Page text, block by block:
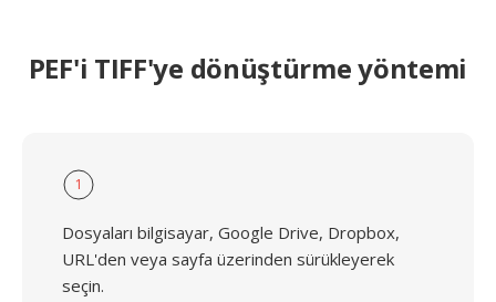
PEF'i TIFF'ye dönüştürme yöntemi
1
Dosyaları bilgisayar, Google Drive, Dropbox,
URL'den veya sayfa üzerinden sürükleyerek
seçin.